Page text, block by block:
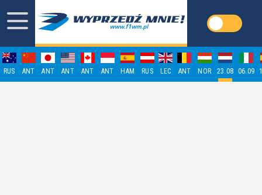
RUS ANT ANT ANT ANT ANT HAM RUS LEC ANT NOR 23.08 06.09